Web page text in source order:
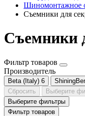
Шиномонтажное
Съемники для
Съемники
Фильтр товаров
Производитель
Beta (Italy) 6
Сбросить
Выберите
Выберите фильтры
Фильтр товаров